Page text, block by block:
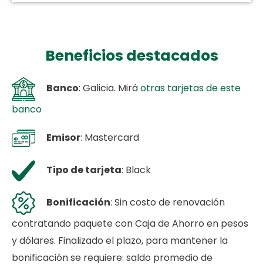
Beneficios destacados
Banco: Galicia. Miráotras tarjetas de este
banco
Emisor: Mastercard
Tipo de tarjeta: Black
Bonificación: Sin costo de renovación
contratando paquete con Caja de Ahorro en pesos
y dólares. Finalizado el plazo, para mantener la
bonificación se requiere: saldo promedio de